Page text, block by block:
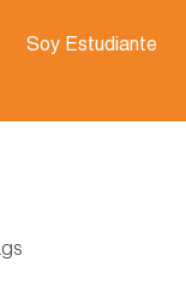
Soy Estudiante